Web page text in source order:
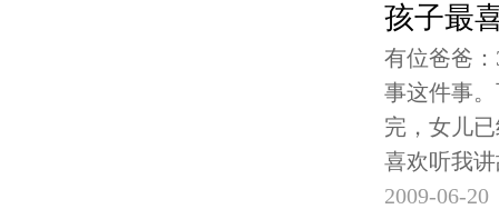
孩子最
有位爸爸
事这件事
完，女儿
喜欢听我
2009-06-20